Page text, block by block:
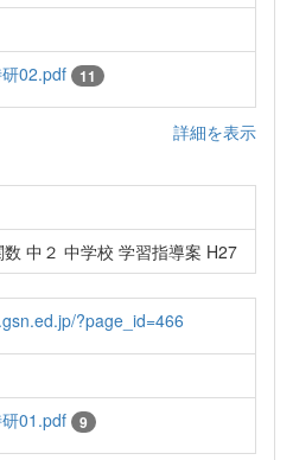
02.pdf 11
詳細を表示
中２ 中学校 学習指導案 H27
?page_id=466
01.pdf 9